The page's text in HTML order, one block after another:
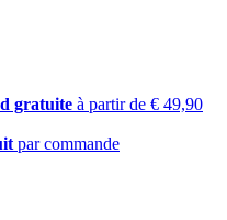
gratuite à partir de € 49,90
par commande